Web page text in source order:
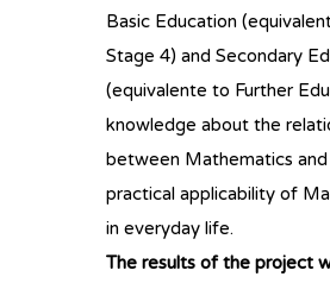
Basic Education
Stage 4) and Secondary
(equivalente to Further
knowledge about the
between Mathematics
practical applicability of
in everyday life.
The results of the project